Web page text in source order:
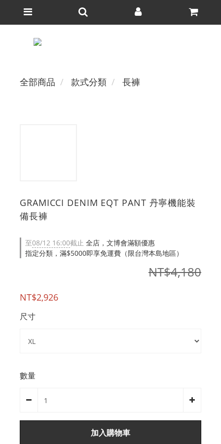
全部商品 款式分類 長褲
GRAMICCI DENIM EQT PANT 丹寧機能裝
備長褲
至08/12 16:00截止 全店，文博會滿額優惠
指定分類，滿$5000即享免運費（限台灣本島地區）
NT$4,180
NT$2,926
尺寸
數量
加入購物車